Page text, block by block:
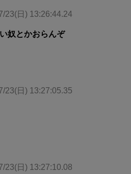
23(日) 13:26:44.24
奴とかおらんぞ
23(日) 13:27:05.35
23(日) 13:27:10.08